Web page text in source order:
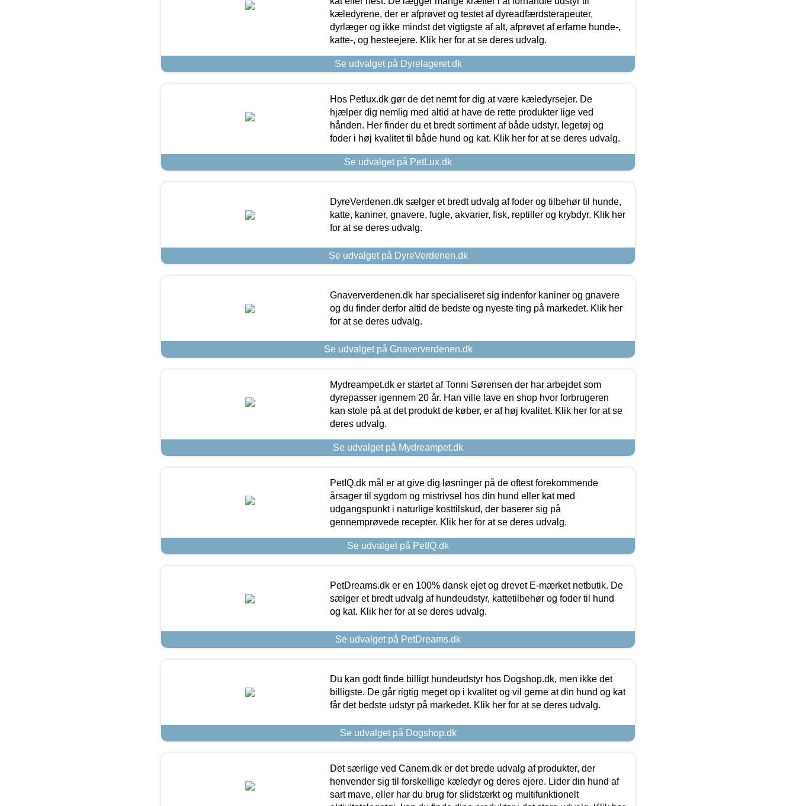
kæledyrene, der er afprøvet og testet af dyreadfærdsterapeuter,
dyrlæger og ikke mindst det vigtigste af alt, afprøvet af erfarne hunde-,
katte-, og hesteejere. Klik her for at se deres udvalg.
Se udvalget på Dyrelageret.dk
Hos Petlux.dk gør de det nemt for dig at være kæledyrsejer. De
hjælper dig nemlig med altid at have de rette produkter lige ved
hånden. Her finder du et bredt sortiment af både udstyr, legetøj og
foder i høj kvalitet til både hund og kat. Klik her for at se deres udvalg.
Se udvalget på PetLux.dk
DyreVerdenen.dk sælger et bredt udvalg af foder og tilbehør til hunde,
katte, kaniner, gnavere, fugle, akvarier, fisk, reptiller og krybdyr. Klik her
for at se deres udvalg.
Se udvalget på DyreVerdenen.dk
Gnaververdenen.dk har specialiseret sig indenfor kaniner og gnavere
og du finder derfor altid de bedste og nyeste ting på markedet. Klik her
for at se deres udvalg.
Se udvalget på Gnaververdenen.dk
Mydreampet.dk er startet af Tonni Sørensen der har arbejdet som
dyrepasser igennem 20 år. Han ville lave en shop hvor forbrugeren
kan stole på at det produkt de køber, er af høj kvalitet. Klik her for at se
deres udvalg.
Se udvalget på Mydreampet.dk
PetIQ.dk mål er at give dig løsninger på de oftest forekommende
årsager til sygdom og mistrivsel hos din hund eller kat med
udgangspunkt i naturlige kosttilskud, der baserer sig på
gennemprøvede recepter. Klik her for at se deres udvalg.
Se udvalget på PetIQ.dk
PetDreams.dk er en 100% dansk ejet og drevet E-mærket netbutik. De
sælger et bredt udvalg af hundeudstyr, kattetilbehør og foder til hund
og kat. Klik her for at se deres udvalg.
Se udvalget på PetDreams.dk
Du kan godt finde billigt hundeudstyr hos Dogshop.dk, men ikke det
billigste. De går rigtig meget op i kvalitet og vil gerne at din hund og kat
får det bedste udstyr på markedet. Klik her for at se deres udvalg.
Se udvalget på Dogshop.dk
Det særlige ved Canem.dk er det brede udvalg af produkter, der
henvender sig til forskellige kæledyr og deres ejere. Lider din hund af
sart mave, eller har du brug for slidstærkt og multifunktionelt